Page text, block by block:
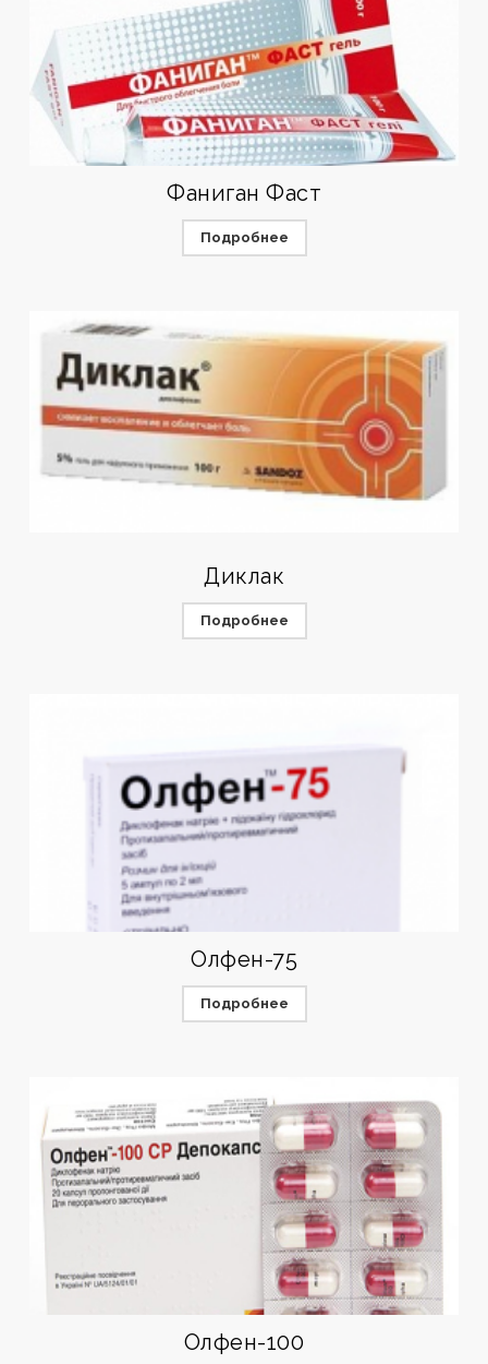
Фаниган Фаст
Подробнее
Диклак
Подробнее
Олфен-75
Подробнее
Олфен-100